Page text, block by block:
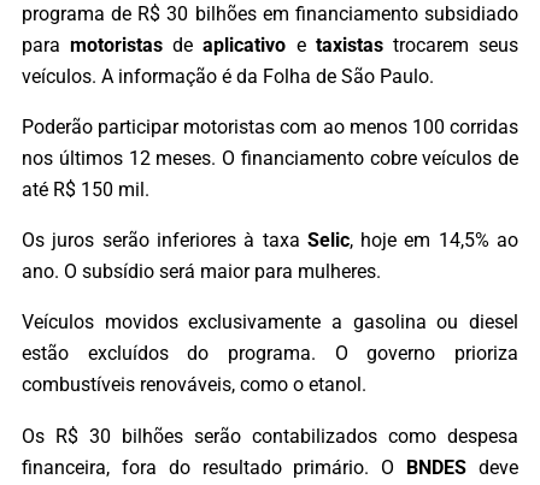
programa de R$ 30 bilhões em financiamento subsidiado
paramotoristas deaplicativo e taxistas trocarem seus
veículos. A informação é da Folha de São Paulo.
Poderão participar motoristas com ao menos 100 corridas
nos últimos 12 meses. O financiamento cobre veículos de
até R$ 150 mil.
Os juros serão inferiores à taxa Selic, hoje em 14,5% ao
ano. O subsídio será maior para mulheres.
Veículos movidos exclusivamente a gasolina ou diesel
estão excluídos do programa. O governo prioriza
combustíveis renováveis, como o etanol.
Os R$ 30 bilhões serão contabilizados como despesa
financeira, fora do resultado primário. O BNDESdeve